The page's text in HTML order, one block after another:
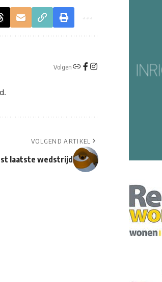
Volgen
VOLGEND ARTIKEL
laatste wedstrijd